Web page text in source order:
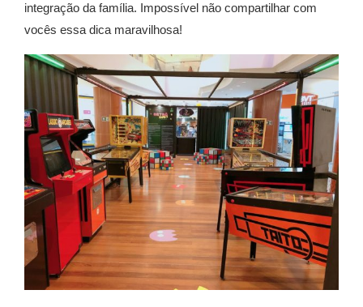
integração da família. Impossível não compartilhar com
vocês essa dica maravilhosa!